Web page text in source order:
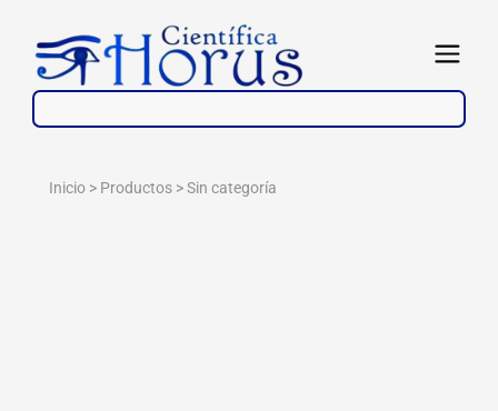
contenido
Abrir
Inicio > Productos >Sin categoría